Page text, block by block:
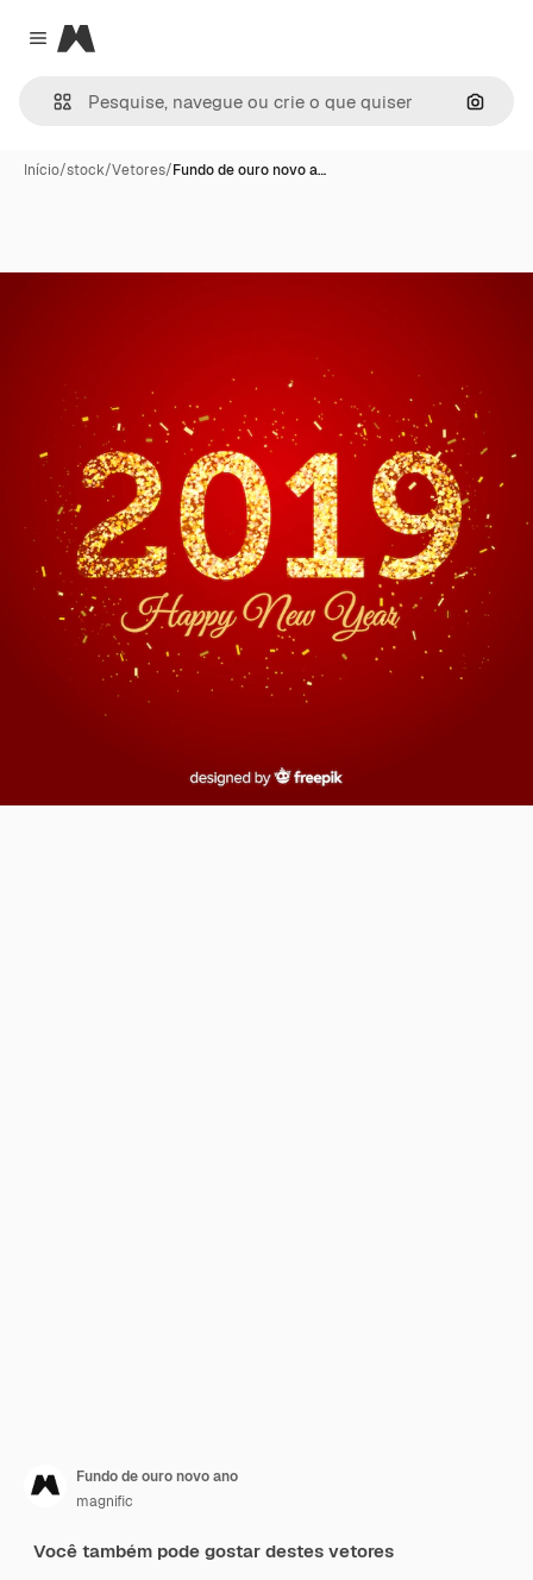
Close menu
Magnific
Início/stock/Vetores/Fundo de ouro novo a…
Fundo de ouro novo ano
magnific
Você também pode gostar destes vetores